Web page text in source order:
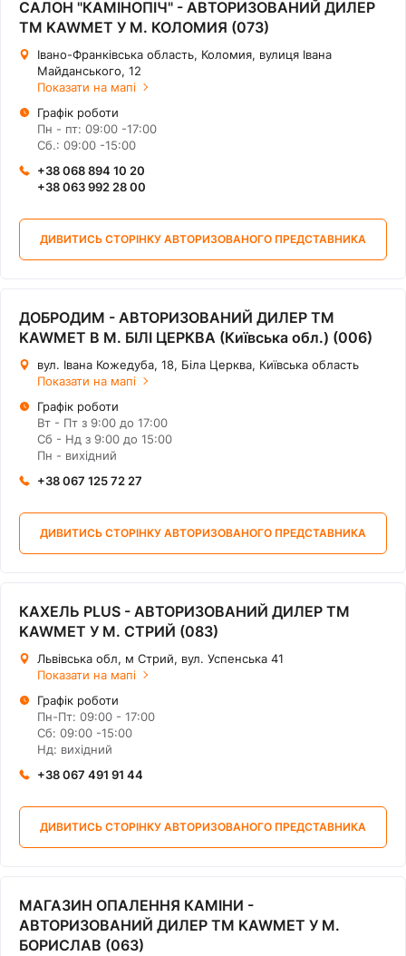
САЛОН "КАМІНОПІЧ" - АВТОРИЗОВАНИЙ ДИЛЕР
ТМ KAWMET У М. КОЛОМИЯ (073)
Івано-Франківська область, Коломия, вулиця Івана
Майданського, 12
Показати на мапі
Графік роботи
Пн - пт: 09:00 -17:00
Сб.: 09:00 -15:00
+38 068 894 10 20
+38 063 992 28 00
ДИВИТИСЬ СТОРІНКУ АВТОРИЗОВАНОГО ПРЕДСТАВНИКА
ДОБРОДИМ - АВТОРИЗОВАНИЙ ДИЛЕР ТМ
KAWMET В М. БІЛІ ЦЕРКВА (Київська обл.) (006)
вул. Івана Кожедуба, 18, Біла Церква, Київська область
Показати на мапі
Графік роботи
Вт - Пт з 9:00 до 17:00
Сб - Нд з 9:00 до 15:00
Пн - вихідний
+38 067 125 72 27
ДИВИТИСЬ СТОРІНКУ АВТОРИЗОВАНОГО ПРЕДСТАВНИКА
КАХЕЛЬ PLUS - АВТОРИЗОВАНИЙ ДИЛЕР ТМ
KAWMET У М. СТРИЙ (083)
Львівська обл, м Стрий, вул. Успенська 41
Показати на мапі
Графік роботи
Пн-Пт: 09:00 - 17:00
Сб: 09:00 -15:00
Нд: вихідний
+38 067 491 91 44
ДИВИТИСЬ СТОРІНКУ АВТОРИЗОВАНОГО ПРЕДСТАВНИКА
МАГАЗИН ОПАЛЕННЯ КАМІНИ -
АВТОРИЗОВАНИЙ ДИЛЕР ТМ KAWMET У М.
БОРИСЛАВ (063)